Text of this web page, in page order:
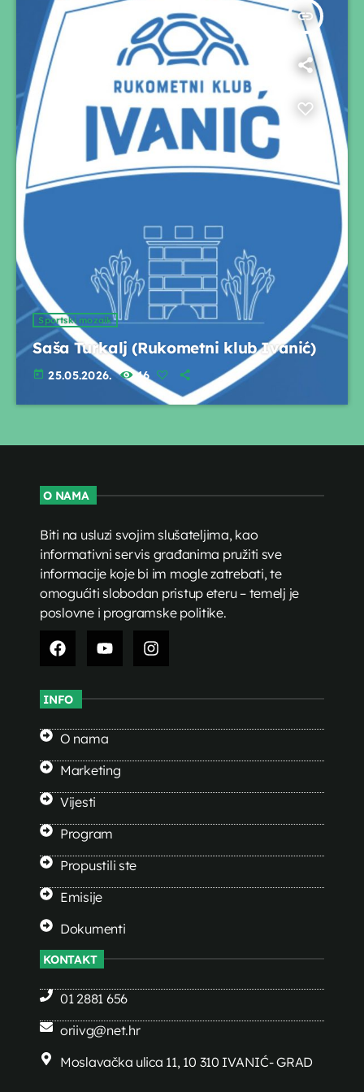
insert_link
Sportski mozaik
Saša Turkalj (Rukometni klub Ivanić)
today 25.05.2026. 46
O NAMA
Biti na usluzi svojim slušateljima, kao
informativni servis građanima pružiti sve
informacije koje bi im mogle zatrebati, te
omogućiti slobodan pristup eteru – temelj je
poslovne i programske politike.
INFO
O nama
Marketing
Vijesti
Program
Propustili ste
Emisije
Dokumenti
KONTAKT
01 2881 656
oriivg@net.hr
Moslavačka ulica 11, 10 310 IVANIĆ- GRAD